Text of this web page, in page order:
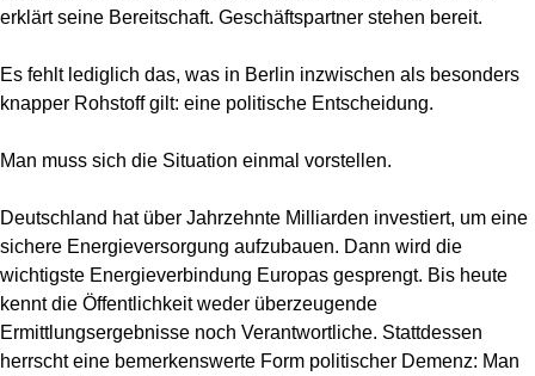
erklärt seine Bereitschaft. Geschäftspartner stehen bereit.
Es fehlt lediglich das, was in Berlin inzwischen als besonders
knapper Rohstoff gilt: eine politische Entscheidung.
Man muss sich die Situation einmal vorstellen.
Deutschland hat über Jahrzehnte Milliarden investiert, um eine
sichere Energieversorgung aufzubauen. Dann wird die
wichtigste Energieverbindung Europas gesprengt. Bis heute
kennt die Öffentlichkeit weder überzeugende
Ermittlungsergebnisse noch Verantwortliche. Stattdessen
herrscht eine bemerkenswerte Form politischer Demenz: Man